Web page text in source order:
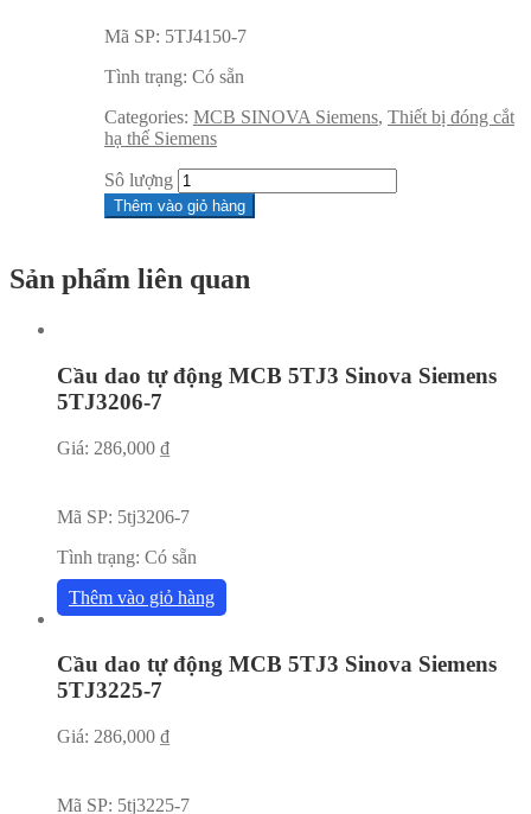
Mã SP: 5TJ4150-7
Tình trạng: Có sẵn
Categories: MCB SINOVA Siemens, Thiết bị đóng cắt
hạ thế Siemens
Sô lượng
Thêm vào giỏ hàng
Sản phẩm liên quan
Cầu dao tự động MCB 5TJ3 Sinova Siemens
5TJ3206-7
Giá: 286,000 ₫
Mã SP: 5tj3206-7
Tình trạng: Có sẵn
Thêm vào giỏ hàng
Cầu dao tự động MCB 5TJ3 Sinova Siemens
5TJ3225-7
Giá: 286,000 ₫
Mã SP: 5tj3225-7